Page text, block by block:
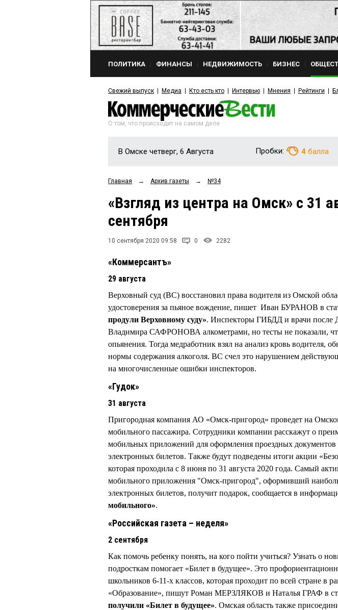
ПОЛИТИКА ФИНАНСЫ НЕДВИЖИМОСТЬ БИЗНЕС
Свежий выпуск Медиа Кто есть кто Интервью Мнения Рейтинги
О том, что происходит на самом деле
В Омске четверг, 6 Августа Пробки: 4 балла
Главная → Архив газеты → №34
«Взгляд из центра на Омск» с 31
сентября
10 сентября 2020 09:58 0 2282
«Коммерсантъ»
29 августа
Верховный суд (ВС) восстановил права водителя из Омской
удостоверения за пьяное вождение, пишет Иван БУРАНОВ в
продули Верховному суду». Инспекторы ГИБДД и врачи
Владимира САФРОНОВА алкометрами, но тесты не показали,
опьянения. Тогда медработник взял на анализ кровь водителя,
нормы содержания алкоголя. ВС счел это нарушением
на многочисленные ошибки инспекторов.
«Гудок»
31 августа
Пригородная компания АО «Омск-пригород» проведет на
мобильного пассажира. Сотрудники компании расскажут о
мобильных приложений для оформления проездных
электронных билетов. Также будут подведены итоги акции
которая проходила с 8 июня по 31 августа 2020 года. Самый
мобильного приложения "Омск-пригород", оформивший
электронных билетов, получит подарок, сообщается в
мобильного».
«Российская газета – неделя»
2 сентября
Как помочь ребенку понять, на кого пойти учиться? Узнать о
подросткам помогает «Билет в будущее». Это
школьников 6-11-х классов, которая проходит по всей стране в
«Образование», пишут Роман МЕРЗЛЯКОВ и Наталья ГРАФ в
получили «Билет в будущее». Омская область также